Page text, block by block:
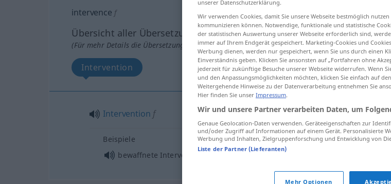
intervence f
Übersicht aller Übersetzungen
(Für mehr Details die Übersetzung anklicken/antippen)
Intervention
Intervention f intervence
Beispiele
bewaffnete Intervention
unserer Datenschutzerklärung.
Wir verwenden Cookies, damit Sie unsere Webseite bestmöglich
kommunizieren können. Notwendige, funktionale und statistische
der statistischen Auswertung unserer Webseite erforderlich sind,
immer auf Ihrem Endgerät gespeichert. Marketing-Cookies und
Werbung dienen, werden nur gespeichert, wenn Sie uns durch einen
Einverständnis geben. Klicken Sie ansonsten auf „Fortfahren ohne
jederzeit für zukünftige Besuche unserer Webseite widerrufen. Wenn
und den Anpassungsmöglichkeiten möchten, klicken Sie einfach auf
Weitergehende Hinweise zu der Datenverarbeitung entnehmen Sie
Hier finden Sie unser Impressum.
Wir und unsere Partner verarbeiten Daten, um
Genaue Geolocation-Daten verwenden. Geräteeigenschaften zur
und/oder Zugriff auf Informationen auf einem Gerät. Personalisierte
Werbung und Inhalten, Zielgruppenforschung und Entwicklung von
Liste der Partner (Lieferanten)
Mehr Optionen